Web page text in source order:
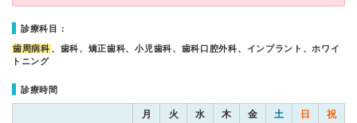
診療科目：
歯周病科 、歯科、矯正歯科、小児歯科、歯科口腔外科、インプラント、ホワイ
トニング
診療時間
月 火 水 木 金 土 日 祝